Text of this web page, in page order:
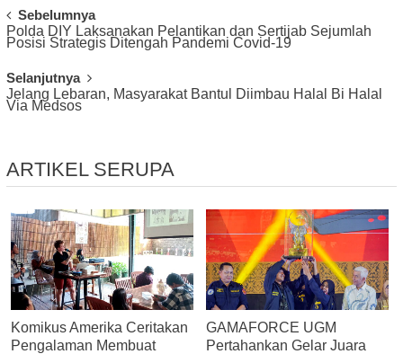
Post
Navigation
Sebelumnya
Polda DIY Laksanakan Pelantikan dan Sertijab Sejumlah
Posisi Strategis Ditengah Pandemi Covid-19
Selanjutnya
Jelang Lebaran, Masyarakat Bantul Diimbau Halal Bi Halal
Via Medsos
ARTIKEL SERUPA
Komikus Amerika Ceritakan
Pengalaman Membuat
GAMAFORCE UGM
Pertahankan Gelar Juara